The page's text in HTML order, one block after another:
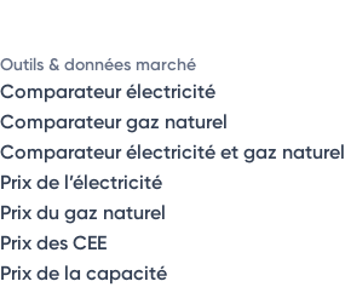
Outils & données marché
Comparateur électricité
Comparateur gaz naturel
Comparateur électricité et gaz naturel
Prix de l’électricité
Prix du gaz naturel
Prix des CEE
Prix de la capacité